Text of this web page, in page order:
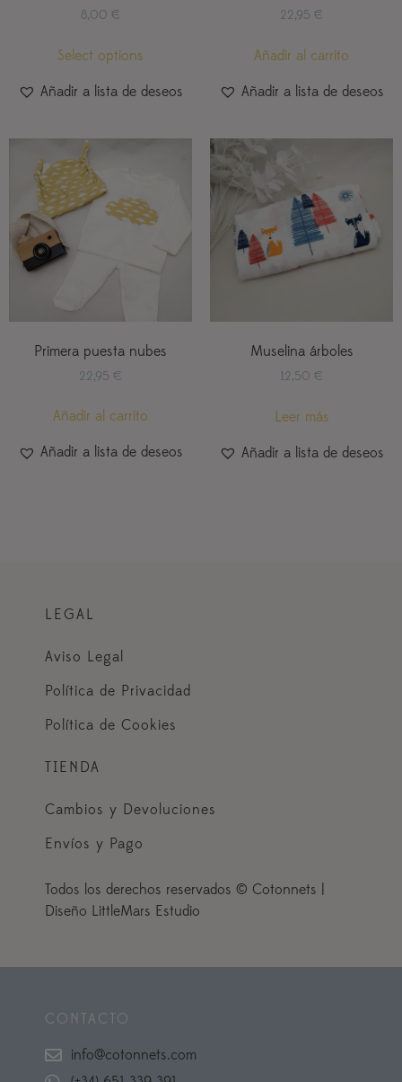
8,00 €
Select options
Añadir a lista de deseos
22,95 €
Añadir al carrito
Añadir a lista de deseos
Primera puesta nubes
22,95 €
Añadir al carrito
Añadir a lista de deseos
Muselina árboles
12,50 €
Leer más
Añadir a lista de deseos
LEGAL
Aviso Legal
Política de Privacidad
Política de Cookies
TIENDA
Cambios y Devoluciones
Envíos y Pago
Todos los derechos reservados © Cotonnets |
Diseño LittleMars Estudio
CONTACTO
info@cotonnets.com